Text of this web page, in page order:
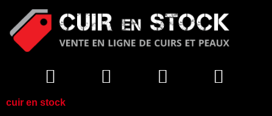
cuir en stock